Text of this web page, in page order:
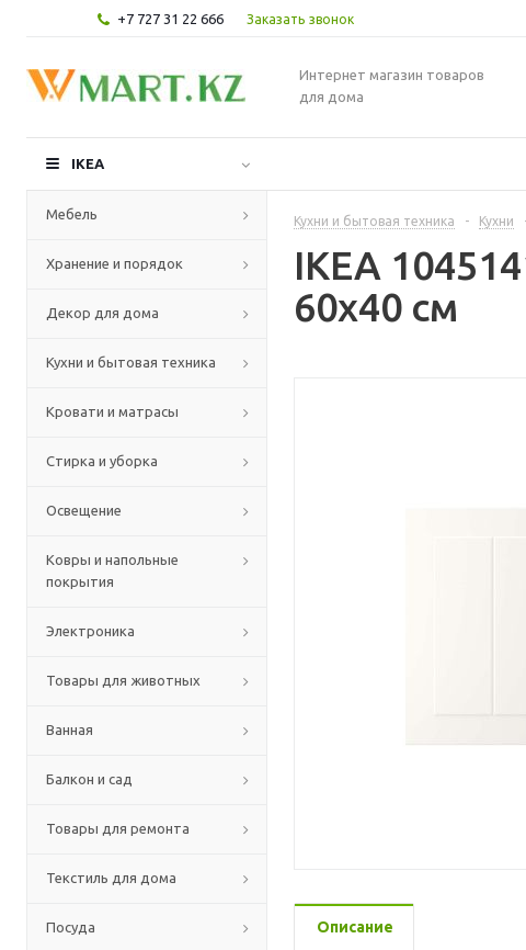
+7 727 31 22 666 Заказать звонок
Интернет магазин товаров
для дома
IKEA
Мебель
Хранение и порядок
Декор для дома
Кухни и бытовая техника
Кровати и матрасы
Стирка и уборка
Освещение
Ковры и напольные
покрытия
Электроника
Товары для животных
Ванная
Балкон и сад
Товары для ремонта
Текстиль для дома
Посуда
Кухни и бытовая техника - Кухни
IKEA
60x40 см
Описание